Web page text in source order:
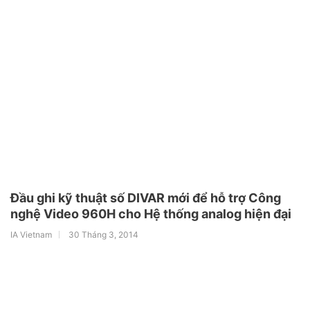
Đầu ghi kỹ thuật số DIVAR mới để hỗ trợ Công
nghệ Video 960H cho Hệ thống analog hiện đại
IA Vietnam 30 Tháng 3, 2014